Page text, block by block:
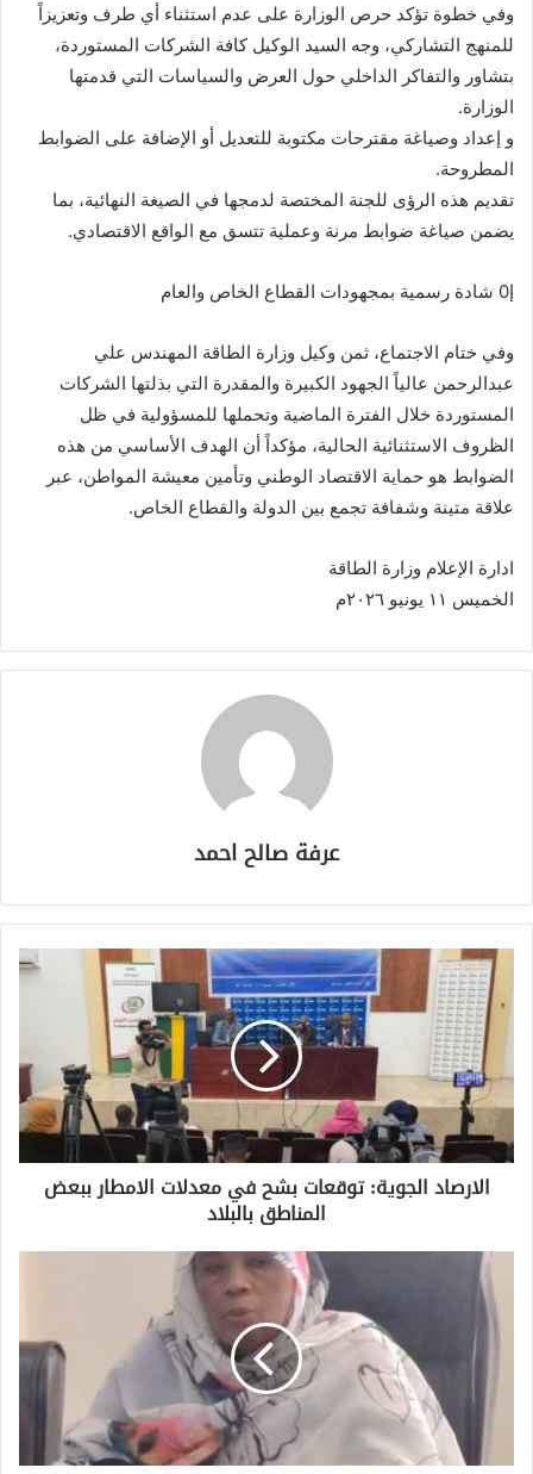
​وفي خطوة تؤكد حرص الوزارة على عدم استثناء أي طرف وتعزيزاً
للمنهج التشاركي، وجه السيد الوكيل كافة الشركات المستوردة،
بتشاور والتفاكر الداخلي حول العرض والسياسات التي قدمتها
الوزارة.
​و إعداد وصياغة مقترحات مكتوبة للتعديل أو الإضافة على الضوابط
المطروحة.
​تقديم هذه الرؤى للجنة المختصة لدمجها في الصيغة النهائية، بما
يضمن صياغة ضوابط مرنة وعملية تتسق مع الواقع الاقتصادي.
​إ0 شادة رسمية بمجهودات القطاع الخاص والعام
​وفي ختام الاجتماع، ثمن وكيل وزارة الطاقة المهندس علي
عبدالرحمن عالياً الجهود الكبيرة والمقدرة التي بذلتها الشركات
المستوردة خلال الفترة الماضية وتحملها للمسؤولية في ظل
الظروف الاستثنائية الحالية، مؤكداً أن الهدف الأساسي من هذه
الضوابط هو حماية الاقتصاد الوطني وتأمين معيشة المواطن، عبر
علاقة متينة وشفافة تجمع بين الدولة والقطاع الخاص.
​ادارة الإعلام وزارة الطاقة
الخميس ١١ يونيو ٢٠٢٦م
عرفة صالح احمد
الارصاد الجوية: توقعات بشح في معدلات الامطار ببعض
المناطق بالبلاد